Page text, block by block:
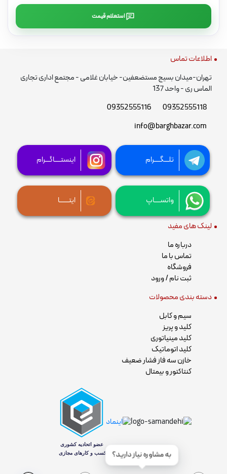
استعلام قیمت
اطلاعات تماس
تهران-میدان بسیج مستضعفین- خیابان غلامی - مجتمع اداری تجاری
الماس ری - واحد 137
09352555118
09352555116
info@barghbazar.com
تلـــگــــرام اینستــــاگـــرام
واتســــاپ ایتــــــا
لینک های مفید
درباره ما
تماس با ما
فروشگاه
ثبت نام / ورود
دسته بندی محصولات
سیم و کابل
کلید و پریز
کلید مینیاتوری
کلید اتوماتیک
خازن سه فاز فشار ضعیف
کنتاکتور و بیمتال
به مشاوره نیاز دارید؟